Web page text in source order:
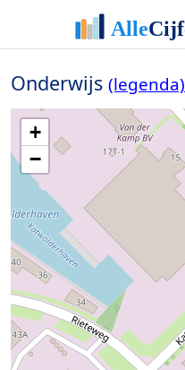
Onderwijs (legenda)
+
−